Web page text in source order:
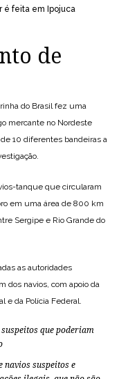
é feita em Ipojuca
de
do Brasil fez uma
mercante no Nordeste
de 10 diferentes bandeiras a
tanque que circularam
em uma área de 800 km
Sergipe e Rio Grande do
as autoridades
dos navios, com apoio da
e da Polícia Federal.
que poderiam
navios suspeitos e